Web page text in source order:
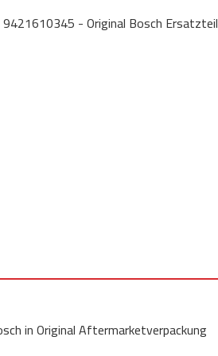
9421610345 - Original Bosch Ersatzteil
in Original Aftermarketverpackung